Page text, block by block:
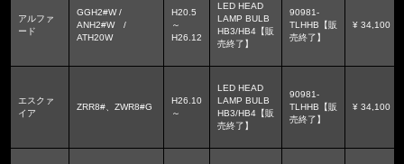
アルファ
ード
GGH2#W /
ANH2#W /
ATH20W
H20.5
～
H26.12
LED HEAD
LAMP BULB
HB3/HB4【販
売終了】
90981-
TLHHB【販
売終了】
¥ 34,100
エスクァ
イア
ZRR8#、ZWR8#G
H26.10
～
LED HEAD
LAMP BULB
HB3/HB4【販
売終了】
90981-
TLHHB【販
売終了】
¥ 34,100